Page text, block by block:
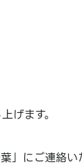
げます。
」にご連絡